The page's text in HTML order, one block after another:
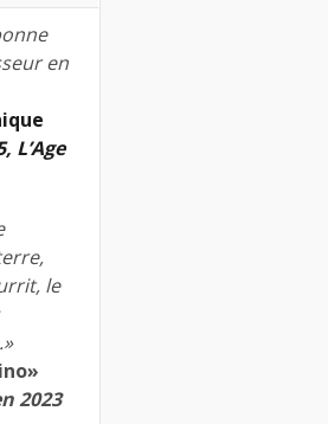
en
L’Age
le
.»
2023